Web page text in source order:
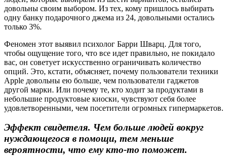
довольны своим выбором. Из тех, кому пришлось выбирать
одну банку подарочного джема из 24, довольными остались
только 3%.
Феномен этот выявил психолог Барри Шварц. Для того,
чтобы ощущение того, что все идет правильно, не покидало
вас, он советует искусственно ограничивать количество
опций. Это, кстати, объясняет, почему пользователи техники
Apple довольны ею больше, чем пользователи гаджетов
другой марки. Или почему те, кто ходит за продуктами в
небольшие продуктовые киоски, чувствуют себя более
удовлетворенными, чем посетители огромных гипермаркетов.
Эффект свидетеля. Чем больше людей вокруг
нуждающегося в помощи, тем меньше
вероятности, что ему кто-то поможет.